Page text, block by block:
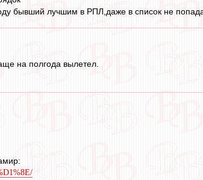
бывший лучшим в РПЛ,даже в список не
на полгода вылетел.